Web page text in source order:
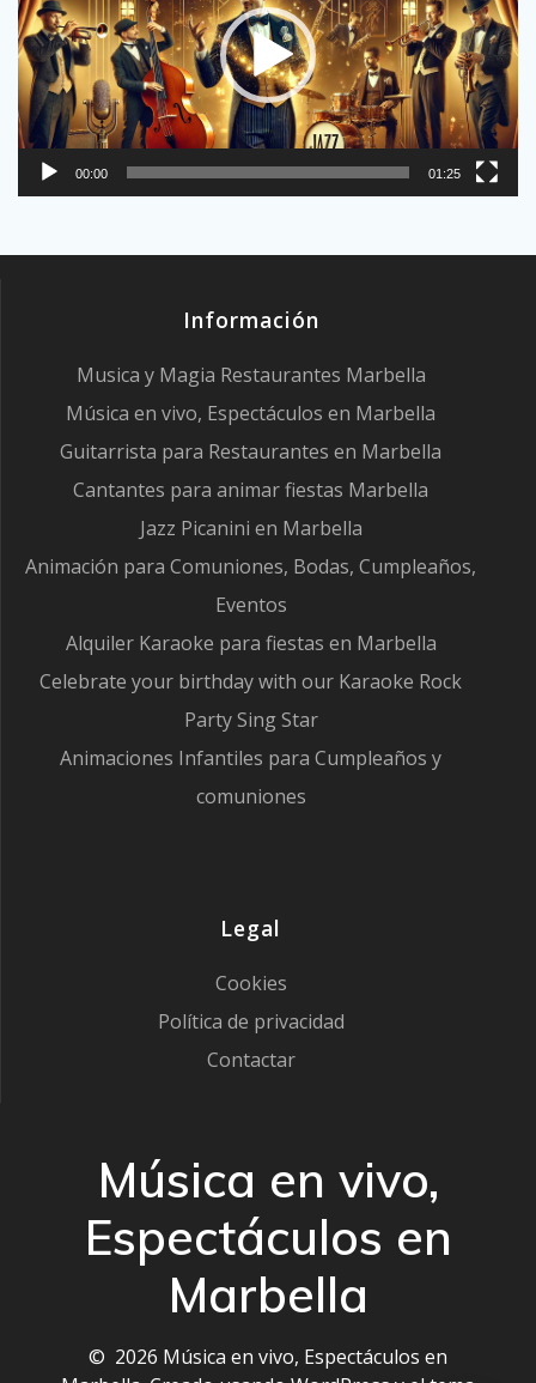
00:00 01:25
Información
Musica y Magia Restaurantes Marbella
Música en vivo, Espectáculos en Marbella
Guitarrista para Restaurantes en Marbella
Cantantes para animar fiestas Marbella
Jazz Picanini en Marbella
Animación para Comuniones, Bodas, Cumpleaños,
Eventos
Alquiler Karaoke para fiestas en Marbella
Celebrate your birthday with our Karaoke Rock
Party Sing Star
Animaciones Infantiles para Cumpleaños y
comuniones
Legal
Cookies
Política de privacidad
Contactar
Música en vivo,
Espectáculos en
Marbella
© 2026 Música en vivo, Espectáculos en